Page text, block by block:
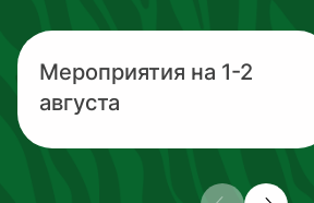
Мероприятия на 1-2
августа